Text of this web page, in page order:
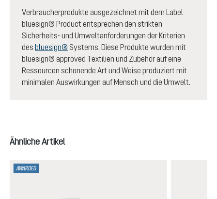
Verbraucherprodukte ausgezeichnet mit dem Label
bluesign® Product entsprechen den strikten
Sicherheits- und Umweltanforderungen der Kriterien
des bluesign® Systems. Diese Produkte wurden mit
bluesign® approved Textilien und Zubehör auf eine
Ressourcen schonende Art und Weise produziert mit
minimalen Auswirkungen auf Mensch und die Umwelt.
Produktgalerie überspringen
Ähnliche Artikel
AWARDED